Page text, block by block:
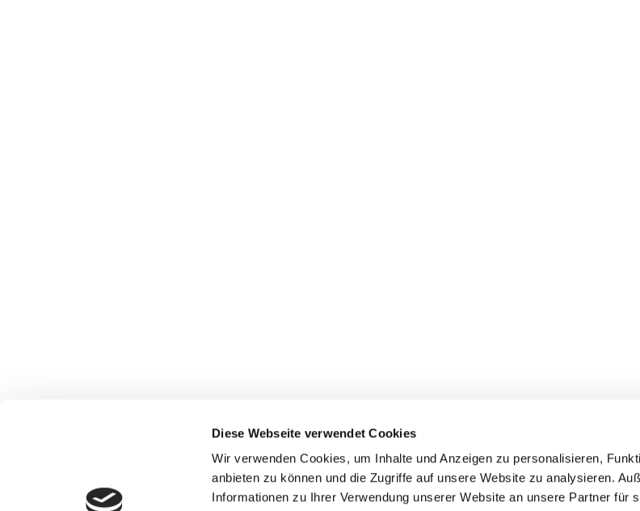
Diese Webseite verwendet Cookies
Wir verwenden Cookies, um Inhalte und Anzeigen zu personalisieren,
anbieten zu können und die Zugriffe auf unsere Website zu analysieren.
Informationen zu Ihrer Verwendung unserer Website an unsere Partner für